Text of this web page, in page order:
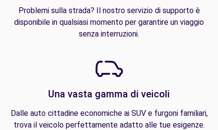
Problemi sulla strada? Il nostro servizio di supporto è
disponibile in qualsiasi momento per garantire un viaggio
senza interruzioni.
Una vasta gamma di veicoli
Dalle auto cittadine economiche ai SUV e furgoni familiari,
trova il veicolo perfettamente adatto alle tue esigenze.